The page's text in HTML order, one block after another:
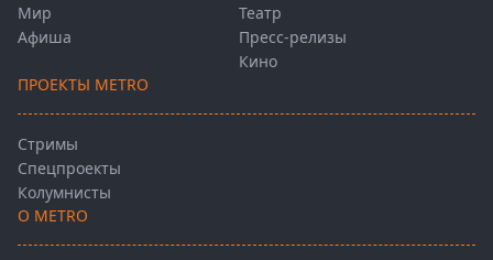
Мир
Афиша
Театр
Пресс-релизы
Кино
ПРОЕКТЫ METRO
Стримы
Спецпроекты
Колумнисты
О METRO